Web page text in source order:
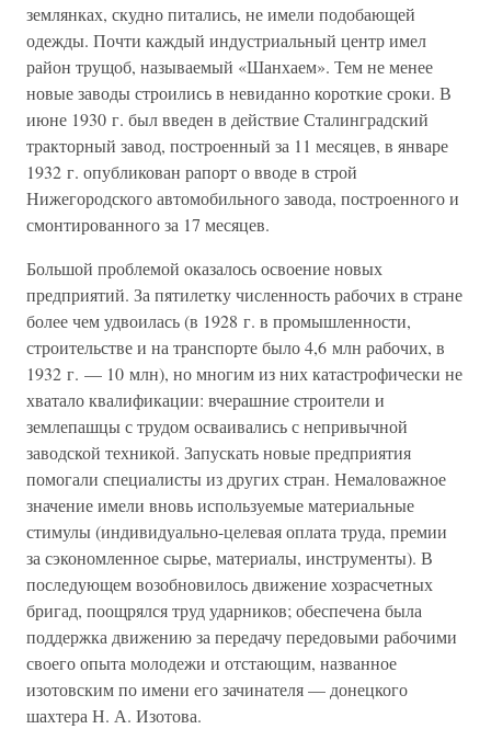
землянках, скудно питались, не имели подобающей
одежды. Почти каждый индустриальный центр имел
район трущоб, называемый «Шанхаем». Тем не менее
новые заводы строились в невиданно короткие сроки. В
июне 1930 г. был введен в действие Сталинградский
тракторный завод, построенный за 11 месяцев, в январе
1932 г. опубликован рапорт о вводе в строй
Нижегородского автомобильного завода, построенного и
смонтированного за 17 месяцев.
Большой проблемой оказалось освоение новых
предприятий. За пятилетку численность рабочих в стране
более чем удвоилась (в 1928 г. в промышленности,
строительстве и на транспорте было 4,6 млн рабочих, в
1932 г. — 10 млн), но многим из них катастрофически не
хватало квалификации: вчерашние строители и
землепашцы с трудом осваивались с непривычной
заводской техникой. Запускать новые предприятия
помогали специалисты из других стран. Немаловажное
значение имели вновь используемые материальные
стимулы (индивидуально-целевая оплата труда, премии
за сэкономленное сырье, материалы, инструменты). В
последующем возобновилось движение хозрасчетных
бригад, поощрялся труд ударников; обеспечена была
поддержка движению за передачу передовыми рабочими
своего опыта молодежи и отстающим, названное
изотовским по имени его зачинателя — донецкого
шахтера Н. А. Изотова.